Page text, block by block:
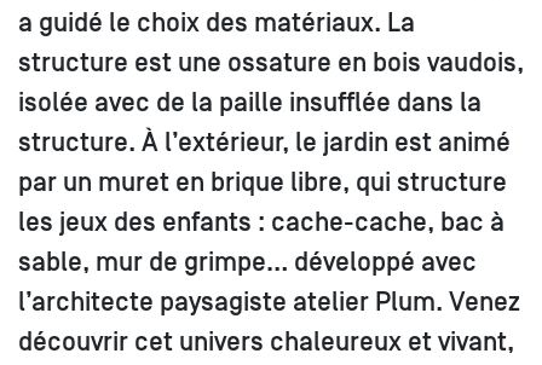
a guidé le choix des matériaux. La
structure est une ossature en bois vaudois,
isolée avec de la paille insufflée dans la
structure. À l’extérieur, le jardin est animé
par un muret en brique libre, qui structure
les jeux des enfants : cache-cache, bac à
sable, mur de grimpe… développé avec
l’architecte paysagiste atelier Plum. Venez
découvrir cet univers chaleureux et vivant,